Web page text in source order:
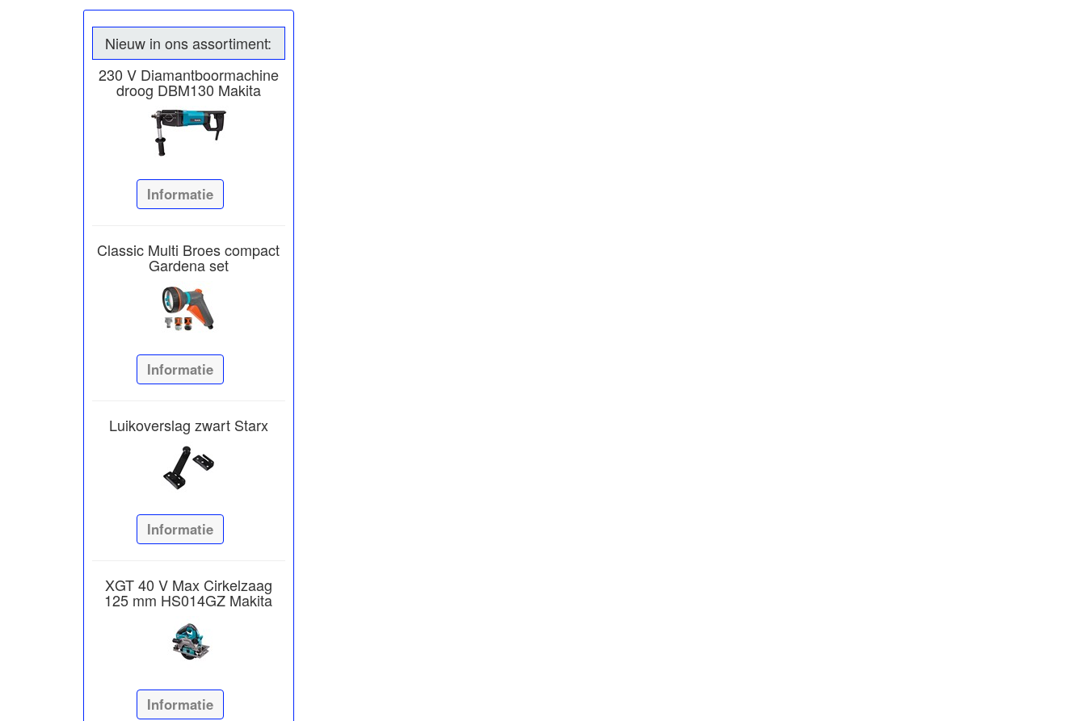
Nieuw in ons assortiment:
230 V Diamantboormachine
droog DBM130 Makita
Informatie
Classic Multi Broes compact
Gardena set
Informatie
Luikoverslag zwart Starx
Informatie
XGT 40 V Max Cirkelzaag
125 mm HS014GZ Makita
Informatie